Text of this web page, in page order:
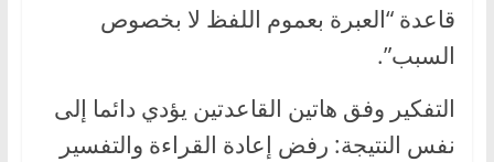
قاعدة “العبرة بعموم اللفظ لا بخصوص
السبب”.
التفكير وفق هاتين القاعدتين يؤدي دائما إلى
نفس النتيجة: رفض إعادة القراءة والتفسير